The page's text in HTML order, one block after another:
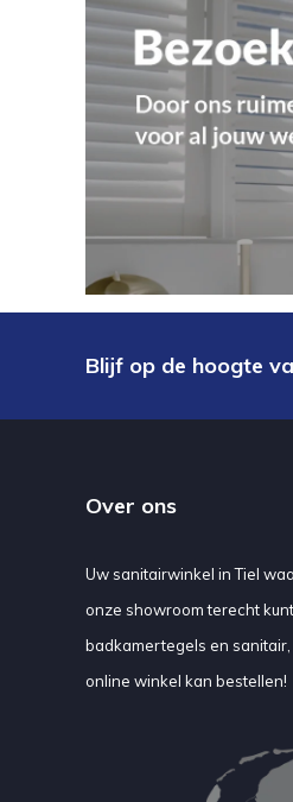
Blijf op de hoogte
Over ons
Uw sanitairwinkel in Tiel
onze showroom terecht
badkamertegels en
online winkel kan bestellen!